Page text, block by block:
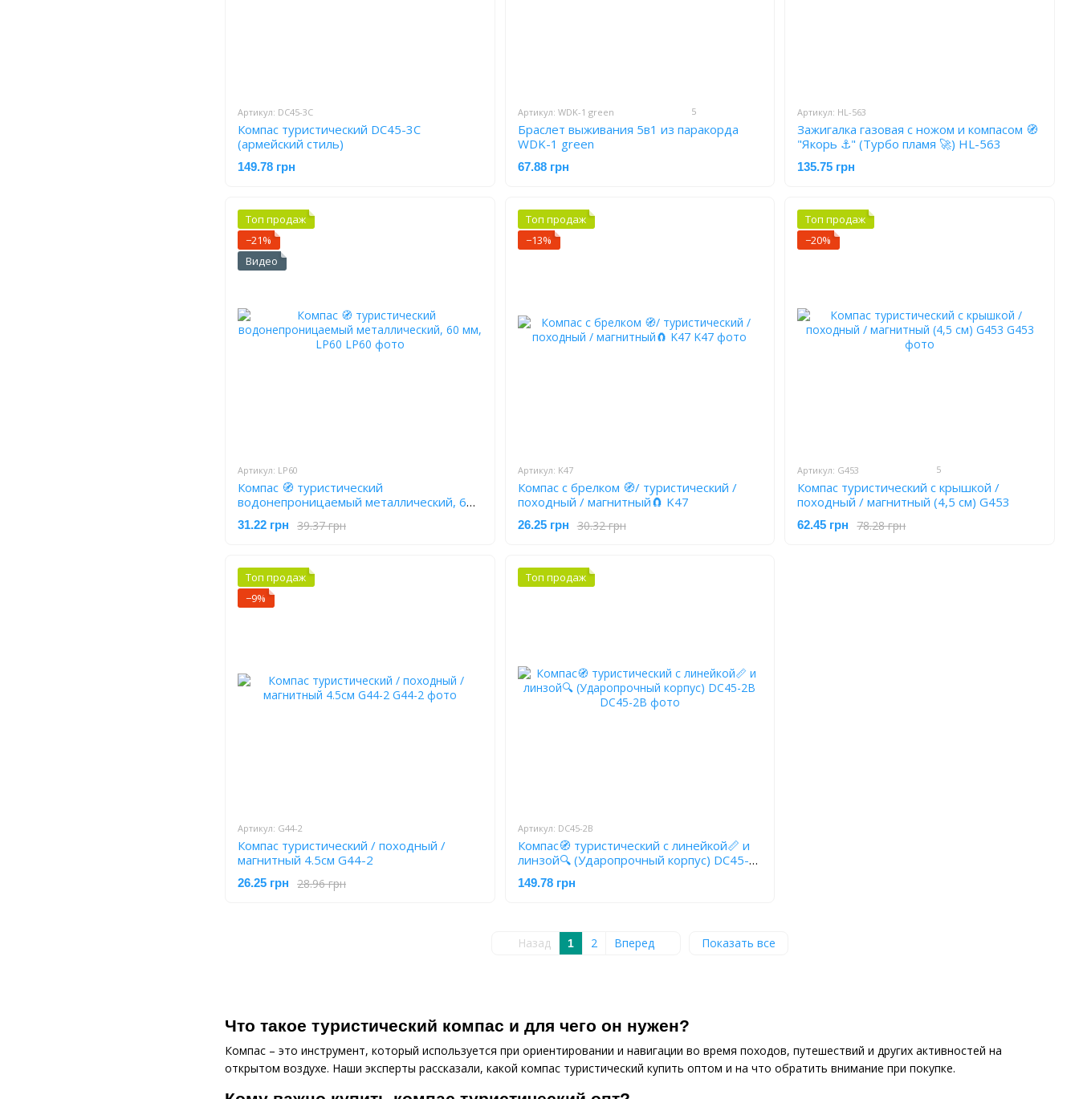
Что такое туристический компас и для чего он нужен?
Компас – это инструмент, который используется при ориентировании и навигации во время походов, путешествий и других активностей на
открытом воздухе. Наши эксперты рассказали, какой компас туристический купить оптом и на что обратить внимание при покупке.
Артикул: DC45-3C
Компас туристический DC45-3C
(армейский стиль)
149.78 грн
Артикул: WDK-1 green 5
Браслет выживания 5в1 из паракорда
WDK-1 green
67.88 грн
Артикул: HL-563
Зажигалка газовая с ножом и компасом 🧭
"Якорь ⚓️" (Турбо пламя 🚀) HL-563
135.75 грн
Топ продаж
−21%
Видео
Артикул: LP60
Компас 🧭 туристический
водонепроницаемый металлический, 60
мм, LP60
39.37 грн
31.22 грн
Топ продаж
−13%
Артикул: K47
Компас с брелком 🧭/ туристический /
походный / магнитный🧲 K47
30.32 грн
26.25 грн
Топ продаж
−20%
Артикул: G453 5
Компас туристический с крышкой /
походный / магнитный (4,5 см) G453
78.28 грн
62.45 грн
Топ продаж
−9%
Артикул: G44-2
Компас туристический / походный /
магнитный 4.5см G44-2
28.96 грн
26.25 грн
Топ продаж
Артикул: DC45-2B
Компас🧭 туристический с линейкой📏 и
линзой🔍 (Ударопрочный корпус) DC45-
2B
149.78 грн
Назад 1 2 Вперед Показать все